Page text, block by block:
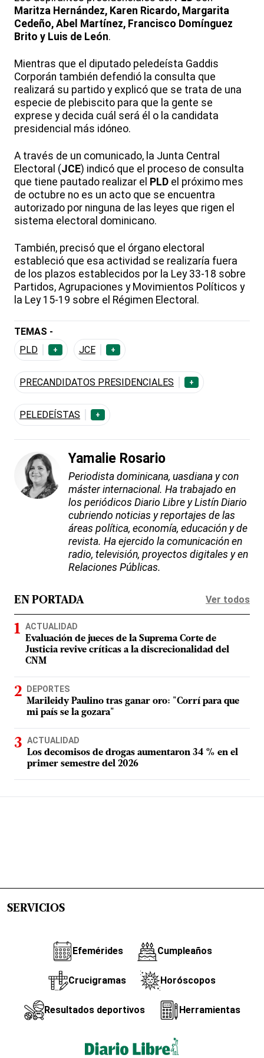
Maritza Hernández, Karen Ricardo, Margarita
Cedeño, Abel Martínez, Francisco Domínguez
Brito y Luis de León.
Mientras que el diputado peledeísta Gaddis
Corporán también defendió la consulta que
realizará su partido y explicó que se trata de una
especie de plebiscito para que la gente se
exprese y decida cuál será él o la candidata
presidencial más idóneo.
A través de un comunicado, la Junta Central
Electoral (JCE) indicó que el proceso de consulta
que tiene pautado realizar el PLD el próximo mes
de octubre no es un acto que se encuentra
autorizado por ninguna de las leyes que rigen el
sistema electoral dominicano.
También, precisó que el órgano electoral
estableció que esa actividad se realizaría fuera
de los plazos establecidos por la Ley 33-18 sobre
Partidos, Agrupaciones y Movimientos Políticos y
la Ley 15-19 sobre el Régimen Electoral.
TEMAS -
PLD
+ JCE +
PRECANDIDATOS PRESIDENCIALES +
PELEDEÍSTAS +
Yamalie Rosario
Periodista dominicana, uasdiana y con
máster internacional. Ha trabajado en
los periódicos Diario Libre y Listín Diario
cubriendo noticias y reportajes de las
áreas política, economía, educación y de
revista. Ha ejercido la comunicación en
radio, televisión, proyectos digitales y en
Relaciones Públicas.
EN PORTADA Ver todos
ACTUALIDAD
Evaluación de jueces de la Suprema Corte de
Justicia revive críticas a la discrecionalidad del
CNM
DEPORTES
Marileidy Paulino tras ganar oro: "Corrí para que
mi país se la gozara"
ACTUALIDAD
Los decomisos de drogas aumentaron 34 % en el
primer semestre del 2026
SERVICIOS
Efemérides Cumpleaños
Crucigramas Horóscopos
Resultados deportivos Herramientas